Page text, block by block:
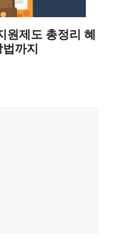
원제도 총정리 혜
까지